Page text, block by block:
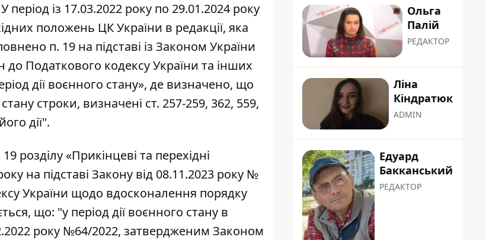
із 17.03.2022 року по 29.01.2024 року
положень ЦК України в редакції, яка
п. 19 на підставі із Законом України
Податкового кодексу України та інших
дії воєнного стану», де визначено, що
строки, визначені ст. 257-259, 362, 559,
дії".
розділу «Прикінцеві та перехідні
на підставі Закону від 08.11.2023 року №
України щодо вдосконалення порядку
що: "у період дії воєнного стану в
року №64/2022, затвердженим Законом
Ольга
Палій
РЕДАКТОР
Ліна
Кіндратюк
ADMIN
Едуард
Бакканський
РЕДАКТОР